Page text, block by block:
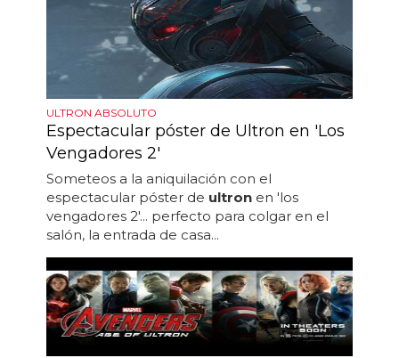
ULTRON ABSOLUTO
Espectacular póster de Ultron en 'Los
Vengadores 2'
Someteos a la aniquilación con el
espectacular póster de ultron en 'los
vengadores 2'... perfecto para colgar en el
salón, la entrada de casa...